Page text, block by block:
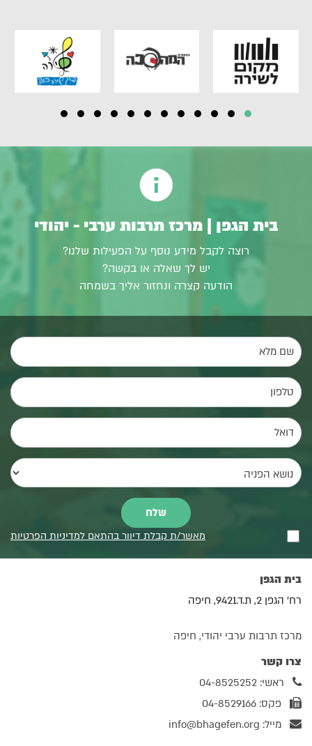
בית הגפן | מרכז תרבות ערבי - יהודי
רוצה לקבל מידע נוסף על הפעילות שלנו?
יש לך שאלה או בקשה?
הודעה קצרה ונחזור אליך בשמחה
מאשר/ת קבלת דיוור בהתאם למדיניות הפרטיות
בית הגפן
רח' הגפן 2, ת.ד.9421, חיפה
מרכז תרבות ערבי יהודי, חיפה
צרו קשר
ראשי: 04-8525252
פקס: 04-8529166
מייל: info@bhagefen.org